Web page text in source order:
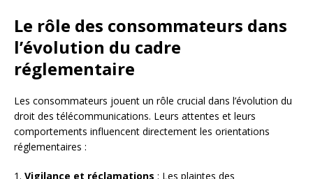
Le rôle des consommateurs dans
l’évolution du cadre
réglementaire
Les consommateurs jouent un rôle crucial dans l’évolution du
droit des télécommunications. Leurs attentes et leurs
comportements influencent directement les orientations
réglementaires :
1. Vigilance et réclamations : Les plaintes des